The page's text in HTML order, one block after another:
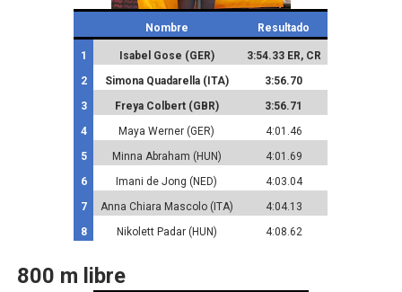
Nombre Resultado
1 Isabel Gose (GER)
3:54.33 ER, CR
2
Simona Quadarella (ITA)
3:56.70
3
Freya Colbert (GBR)
3:56.71
4
Maya Werner (GER)
4:01.46
5
Minna Abraham (HUN)
4:01.69
6
Imani de Jong (NED)
4:03.04
7
Anna Chiara Mascolo (ITA)
4:04.13
8
Nikolett Padar (HUN) 4:08.62
800 m libre